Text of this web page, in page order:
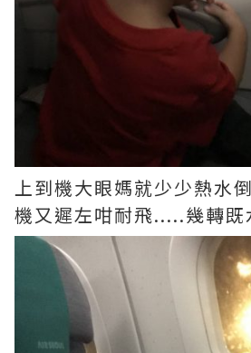
上到機大眼媽就少少熱水
機又遲左咁耐飛.....幾轉既